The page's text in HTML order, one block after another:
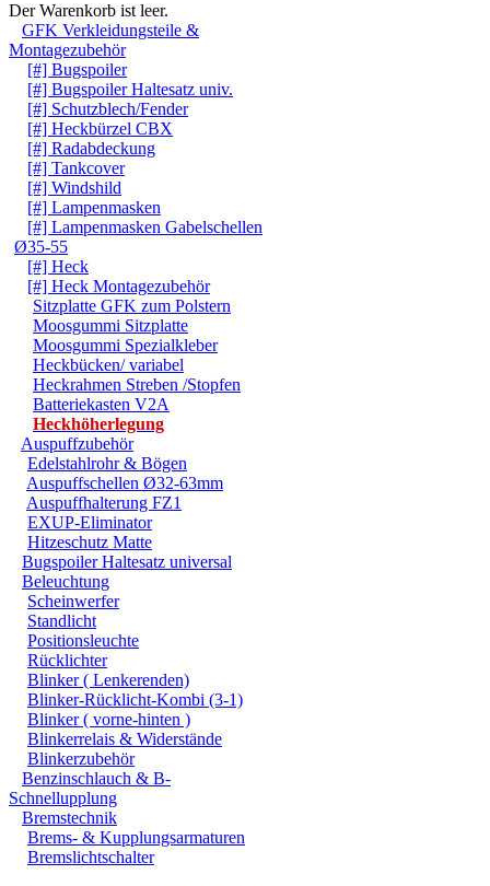
Der Warenkorb ist leer.
GFK Verkleidungsteile &
Montagezubehör
[#] Bugspoiler
[#] Bugspoiler Haltesatz univ.
[#] Schutzblech/Fender
[#] Heckbürzel CBX
[#] Radabdeckung
[#] Tankcover
[#] Windshild
[#] Lampenmasken
[#] Lampenmasken Gabelschellen
Ø35-55
[#] Heck
[#] Heck Montagezubehör
Sitzplatte GFK zum Polstern
Moosgummi Sitzplatte
Moosgummi Spezialkleber
Heckbücken/ variabel
Heckrahmen Streben /Stopfen
Batteriekasten V2A
Heckhöherlegung
Auspuffzubehör
Edelstahlrohr & Bögen
Auspuffschellen Ø32-63mm
Auspuffhalterung FZ1
EXUP-Eliminator
Hitzeschutz Matte
Bugspoiler Haltesatz universal
Beleuchtung
Scheinwerfer
Standlicht
Positionsleuchte
Rücklichter
Blinker ( Lenkerenden)
Blinker-Rücklicht-Kombi (3-1)
Blinker ( vorne-hinten )
Blinkerrelais & Widerstände
Blinkerzubehör
Benzinschlauch & B-
Schnellupplung
Bremstechnik
Brems- & Kupplungsarmaturen
Bremslichtschalter